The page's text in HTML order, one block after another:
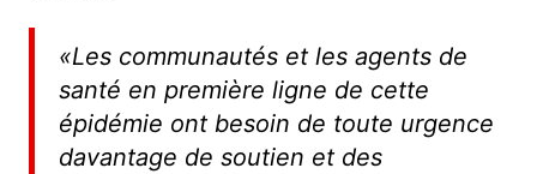
«Les communautés et les agents de
santé en première ligne de cette
épidémie ont besoin de toute urgence
davantage de soutien et des